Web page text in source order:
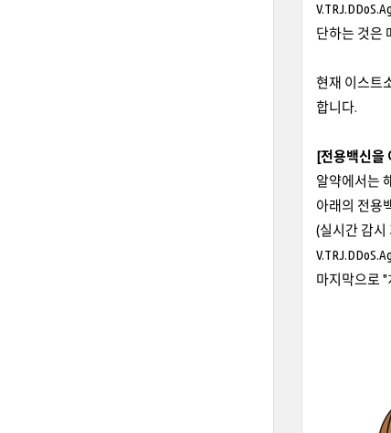
단하는 것은
현재 이스트
합니다.
[전용백신을
알약에서는
아래의 전용
(실시간 감시
마지막으로